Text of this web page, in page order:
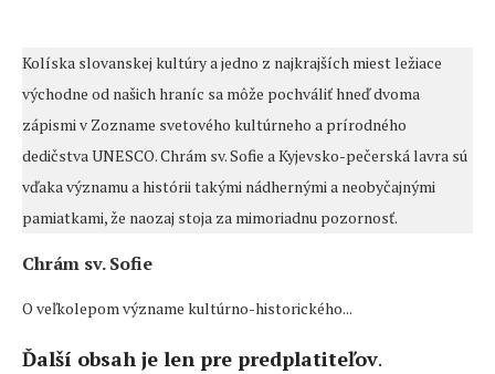
Kolíska slovanskej kultúry a jedno z najkrajších miest ležiace
východne od našich hraníc sa môže pochváliť hneď dvoma
zápismi v Zozname svetového kultúrneho a prírodného
dedičstva UNESCO. Chrám sv. Sofie a Kyjevsko-pečerská lavra sú
vďaka významu a histórii takými nádhernými a neobyčajnými
pamiatkami, že naozaj stoja za mimoriadnu pozornosť.
Chrám sv. Sofie
O veľkolepom význame kultúrno-historického...
Ďalší obsah je len pre predplatiteľov.